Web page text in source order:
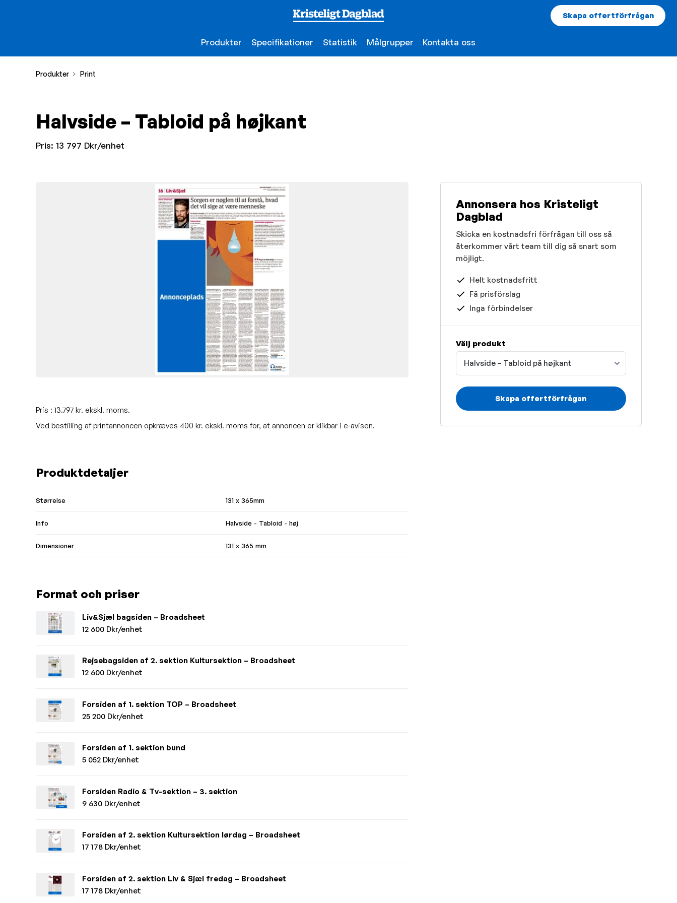
Skapa offertförfrågan
Produkter Specifikationer Statistik Målgrupper Kontakta oss
Produkter Print
Halvside – Tabloid på højkant
Pris: 13 797 Dkr/enhet
Pris : 13.797 kr. ekskl. moms.
Ved bestilling af printannoncen opkræves 400 kr. ekskl. moms for, at annoncen er klikbar i e-avisen.
Produktdetaljer
Størrelse 131 x 365mm
Info Halvside - Tabloid - høj
Dimensioner 131 x 365 mm
Format och priser
Liv&Sjæl bagsiden – Broadsheet
12 600 Dkr/enhet
Rejsebagsiden af 2. sektion Kultursektion – Broadsheet
12 600 Dkr/enhet
Forsiden af 1. sektion TOP – Broadsheet
25 200 Dkr/enhet
Forsiden af 1. sektion bund
5 052 Dkr/enhet
Forsiden Radio & Tv-sektion – 3. sektion
9 630 Dkr/enhet
Forsiden af 2. sektion Kultursektion lørdag – Broadsheet
17 178 Dkr/enhet
Forsiden af 2. sektion Liv & Sjæl fredag – Broadsheet
17 178 Dkr/enhet
Annonsera hos Kristeligt
Dagblad
Skicka en kostnadsfri förfrågan till oss så
återkommer vårt team till dig så snart som
möjligt.
Helt kostnadsfritt
Få prisförslag
Inga förbindelser
Välj produkt
Halvside – Tabloid på højkant
Skapa offertförfrågan